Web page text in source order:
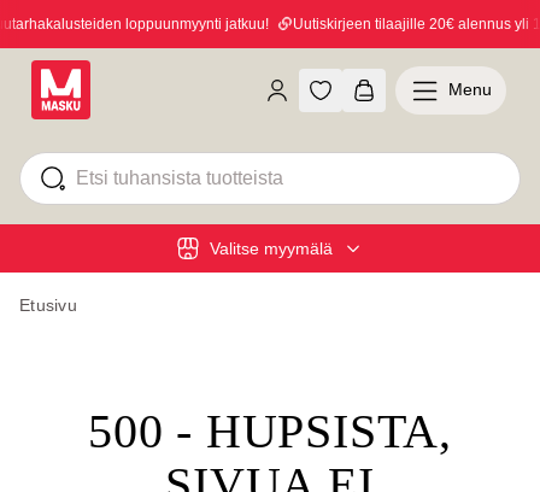
loppuunmyynti jatkuu! Uutiskirjeen tilaajille 20€ alennus yli
Valitse myymälä
Menu
Etusivu
500 - HUPSISTA,